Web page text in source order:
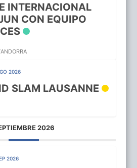
INTERNACIONAL
CON EQUIPO
2026
SLAM LAUSANNE
2026
2026